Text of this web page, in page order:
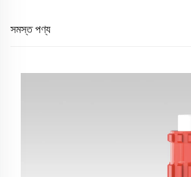
সমস্ত পণ্য